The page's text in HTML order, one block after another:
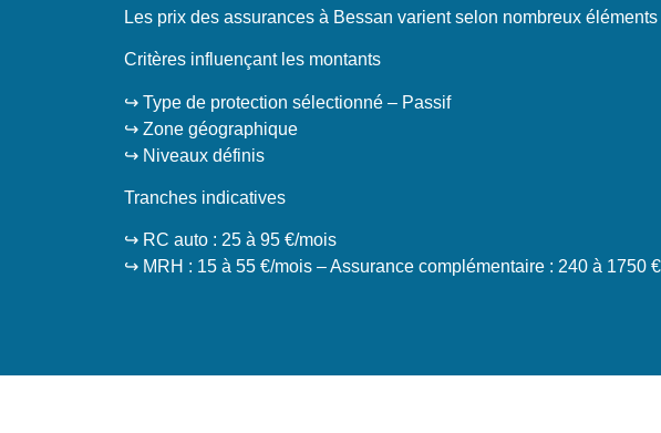
Les prix des assurances à Bessan varient selon nombreux éléments
Critères influençant les montants
↪️ Type de protection sélectionné – Passif
↪️ Zone géographique
↪️ Niveaux définis
Tranches indicatives
↪️ RC auto : 25 à 95 €/mois
↪️ MRH : 15 à 55 €/mois – Assurance complémentaire : 240 à 1750